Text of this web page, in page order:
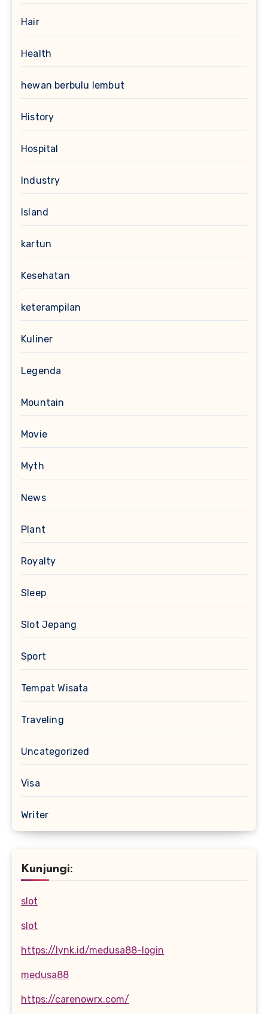
Hair
Health
hewan berbulu lembut
History
Hospital
Industry
Island
kartun
Kesehatan
keterampilan
Kuliner
Legenda
Mountain
Movie
Myth
News
Plant
Royalty
Sleep
Slot Jepang
Sport
Tempat Wisata
Traveling
Uncategorized
Visa
Writer
Kunjungi:
slot
slot
https://lynk.id/medusa88-login
medusa88
https://carenowrx.com/